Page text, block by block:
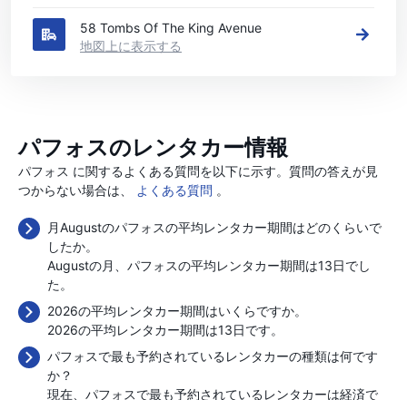
58 Tombs Of The King Avenue
地図上に表示する
パフォスのレンタカー情報
パフォス に関するよくある質問を以下に示す。質問の答えが見
つからない場合は、
よくある質問 。
月Augustのパフォスの平均レンタカー期間はどのくらいで
したか。
Augustの月、パフォスの平均レンタカー期間は13日でし
た。
2026の平均レンタカー期間はいくらですか。
2026の平均レンタカー期間は13日です。
パフォスで最も予約されているレンタカーの種類は何です
か？
現在、パフォスで最も予約されているレンタカーは経済で